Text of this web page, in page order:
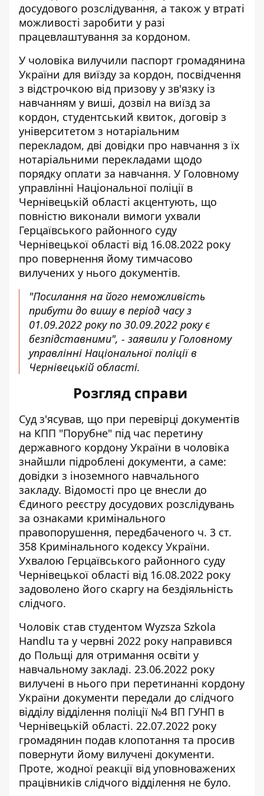
досудового розслідування, а також у втраті
можливості заробити у разі
працевлаштування за кордоном.
У чоловіка вилучили паспорт громадянина
України для виїзду за кордон, посвідчення
з відстрочкою від призову у зв'язку із
навчанням у виші, дозвіл на виїзд за
кордон, студентський квиток, договір з
університетом з нотаріальним
перекладом, дві довідки про навчання з їх
нотаріальними перекладами щодо
порядку оплати за навчання. У Головному
управлінні Національної поліції в
Чернівецькій області акцентують, що
повністю виконали вимоги ухвали
Герцаївського районного суду
Чернівецької області від 16.08.2022 року
про повернення йому тимчасово
вилучених у нього документів.
"Посилання на його неможливість
прибути до вишу в період часу з
01.09.2022 року по 30.09.2022 року є
безпідставними", - заявили у Головному
управлінні Національної поліції в
Чернівецькій області.
Розгляд справи
Суд з'ясував, що при перевірці документів
на КПП "Порубне" під час перетину
державного кордону України в чоловіка
знайшли підроблені документи, а саме:
довідки з іноземного навчального
закладу. Відомості про це внесли до
Єдиного реєстру досудових розслідувань
за ознаками кримінального
правопорушення, передбаченого ч. 3 ст.
358 Кримінального кодексу України.
Ухвалою Герцаївського районного суду
Чернівецької області від 16.08.2022 року
задоволено його скаргу на бездіяльність
слідчого.
Чоловік став студентом Wyzsza Szkola
Handlu та у червні 2022 року направився
до Польщі для отримання освіти у
навчальному закладі. 23.06.2022 року
вилучені в нього при перетинанні кордону
України документи передали до слідчого
відділу відділення поліції №4 ВП ГУНП в
Чернівецькій області. 22.07.2022 року
громадянин подав клопотання та просив
повернути йому вилучені документи.
Проте, жодної реакції від уповноважених
працівників слідчого відділення не було.